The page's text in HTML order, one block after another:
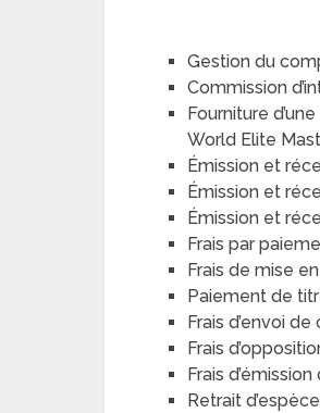
Gestion du
Commission
Fourniture
World Elite
Émission et
Émission et
Émission et
Frais par
Frais de mise
Paiement de
Frais d’envoi
Frais
Frais
Retrait